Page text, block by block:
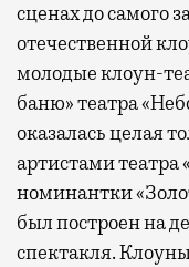
сценах до самого
отечественной
молодые клоун-
баню» театра
оказалась целая
артистами театра
номинантки
был построен на
спектакля.